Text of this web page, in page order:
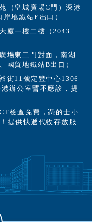
（皇城廣場C門）深港
地鐵站E出口）
廈一樓二樓（2043
場東二門對面，南湖
國貿地鐵站B出口）
街11號定豐中心1306
辦公室暫不應診，提
檢查免費，憑的士小
提供快遞代收存放服